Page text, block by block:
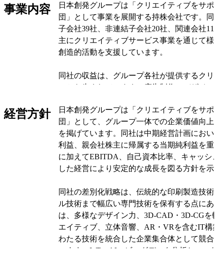
事業内容
日本創発グループは「クリエイティブをサポ
団」として事業を展開する持株会社です。同
子会社39社、非連結子会社20社、関連会社11
主にクリエイティブサービス事業を通じて様
創造的活動を支援しています。
同社の収益は、グループ各社が提供するクリ
スから生まれています。広告制作、デザイン
やブランディング支援を行っており、これら
な収益源となっています。
事業セグメントとしては、クリエイティブサ
した構造となっています。グループ内の各子
専門分野を担当し、広告代理店機能から制作
り、顧客のニーズに応じて最適な専門チーム
いクリエイティブソリューションを提供して
オリジナルを見る
経営方針
日本創発グループは「クリエイティブをサポ
団」として、グループ一体での企業価値向上
を掲げています。同社は中期経営計画におい
利益、親会社株主に帰属する当期純利益を重
に加えてEBITDA、自己資本比率、キャッシ
した経営により安定的な成長を図る方針を示
同社の差別化戦略は、伝統的な印刷製造技術
ル技術まで幅広い専門技術を保有する点にあ
は、多様なデザイン力、3D-CAD・3D-CGを
エイティブ、立体音響、AR・VRを含むIT構
わたる技術を統合した企業集合体として競合
います。IoT、AI、ビッグデータ分析といっ